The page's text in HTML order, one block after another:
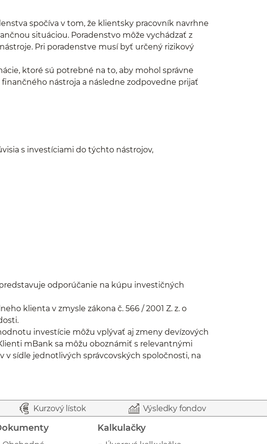
spočíva v tom, že klientsky pracovník navrhne
situáciou. Poradenstvo môže vychádzať z
Pri poradenstve musí byť určený rizikový
ktoré sú potrebné na to, aby mohol správne
nástroja a následne zodpovedne prijať
s investíciami do týchto nástrojov,
odporúčanie na kúpu investičných
klienta v zmysle zákona č. 566 / 2001 Z. z. o
investície môžu vplývať aj zmeny devízových
mBank sa môžu oboznámiť s relevantnými
sídle jednotlivých správcovských spoločnosti, na
Kurzový lístok Výsledky fondov
Kalkulačky